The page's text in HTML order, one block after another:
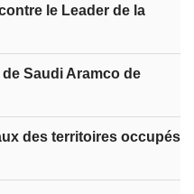
le Leader de la
Saudi Aramco de
des territoires occupés